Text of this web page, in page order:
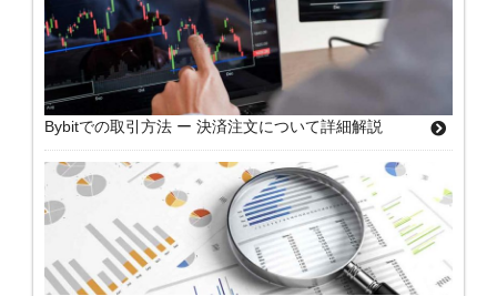
Bybitでの取引方法 ー 決済注文について詳細解説